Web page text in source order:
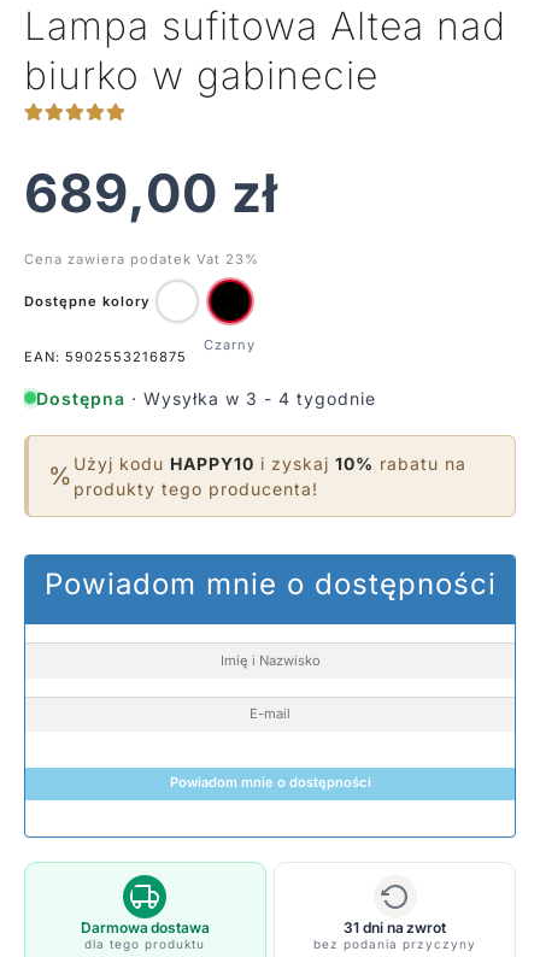
Lampa sufitowa Altea nad
biurko w gabinecie
689,00 zł
Cena zawiera podatek Vat 23%
Dostępne kolory
EAN: 5902553216875
Dostępna · Wysyłka w 3 - 4 tygodnie
% Użyj kodu HAPPY10 i zyskaj 10% rabatu na
produkty tego producenta!
Powiadom mnie o dostępności
Powiadom mnie o dostępności
Darmowa dostawa
dla tego produktu
31 dni na zwrot
bez podania przyczyny